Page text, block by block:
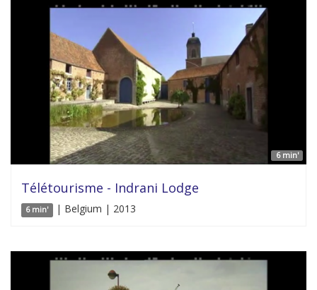
6 min'
Télétourisme - Indrani Lodge
6 min' | Belgium | 2013